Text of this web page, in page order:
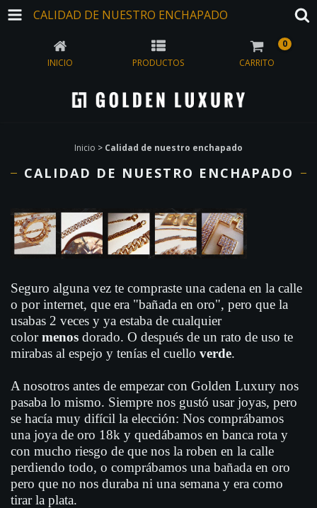
CALIDAD DE NUESTRO ENCHAPADO
INICIO PRODUCTOS CARRITO
0
Inicio > Calidad de nuestro enchapado
CALIDAD DE NUESTRO ENCHAPADO
Seguro alguna vez te compraste una cadena en la calle
o por internet, que era "bañada en oro", pero que la
usabas 2 veces y ya estaba de cualquier
colormenos dorado. O después de un rato de uso te
mirabas al espejo y tenías el cuello verde.
A nosotros antes de empezar con Golden Luxury nos
pasaba lo mismo. Siempre nos gustó usar joyas, pero
se hacía muy difícil la elección: Nos comprábamos
una joya de oro 18k y quedábamos en banca rota y
con mucho riesgo de que nos la roben en la calle
perdiendo todo, o comprábamos una bañada en oro
pero que no nos duraba ni una semana y era como
tirar la plata.